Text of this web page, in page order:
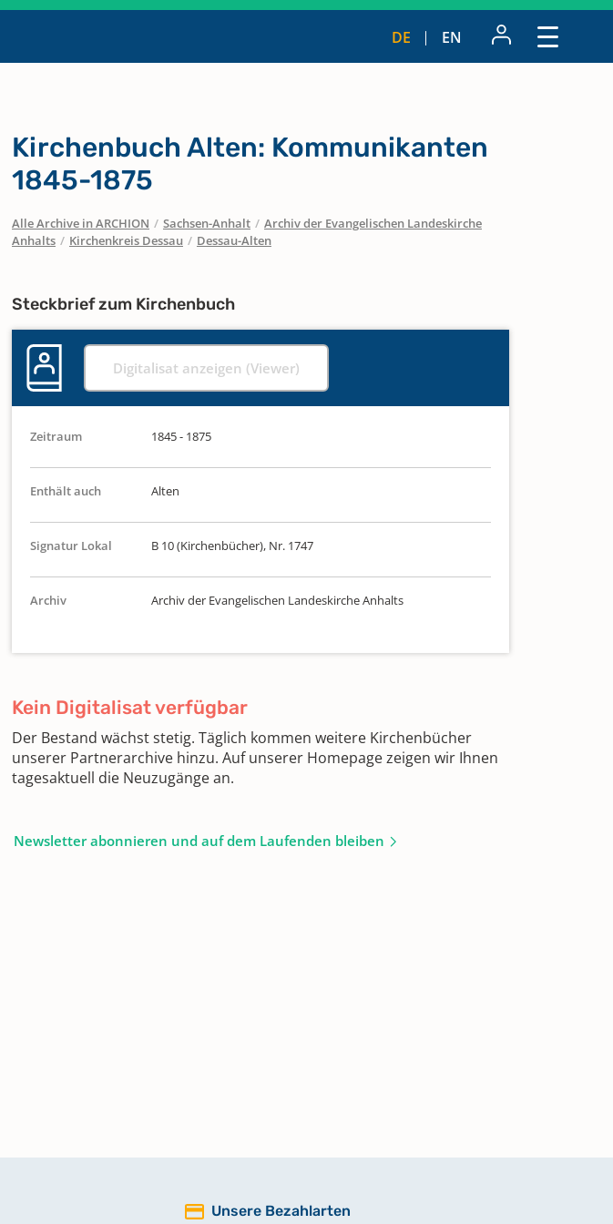
DE EN
Kirchenbuch Alten: Kommunikanten
1845-1875
Alle Archive in ARCHION / Sachsen-Anhalt / Archiv der Evangelischen Landeskirche
Anhalts / Kirchenkreis Dessau / Dessau-Alten
Steckbrief zum Kirchenbuch
Digitalisat anzeigen (Viewer)
Zeitraum 1845 - 1875
Enthält auch Alten
Signatur Lokal B 10 (Kirchenbücher), Nr. 1747
Archiv Archiv der Evangelischen Landeskirche Anhalts
Kein Digitalisat verfügbar
Der Bestand wächst stetig. Täglich kommen weitere Kirchenbücher
unserer Partnerarchive hinzu. Auf unserer Homepage zeigen wir Ihnen
tagesaktuell die Neuzugänge an.
Newsletter abonnieren und auf dem Laufenden bleiben
Unsere Bezahlarten